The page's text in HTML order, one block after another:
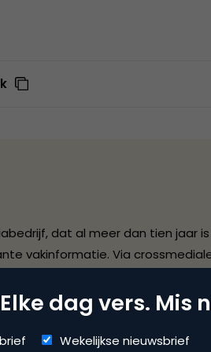
dat al meer dan tien jaar is
vakinformatie. Via
branche. Daarnaast is BBP Media
markt. Inmiddels heeft
en de website E-
dag vers. Mis
Wekelijkse nieuwsbrief